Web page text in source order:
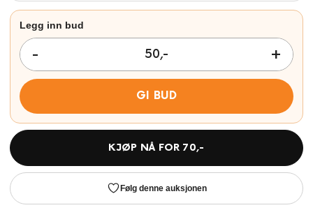
GI BUD
KJØP NÅ FOR 70,-
Følg denne auksjonen